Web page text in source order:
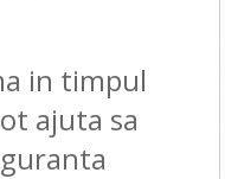
in timpul
ajuta sa